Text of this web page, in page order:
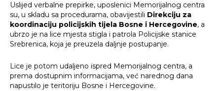
Uslijed verbalne prepirke, uposlenici Memorijalnog centra
su, u skladu sa procedurama, obavijestili Direkciju za
koordinaciju policijskih tijela Bosne i Hercegovine, a
ubrzo je na lice mjesta stigla i patrola Policijske stanice
Srebrenica, koja je preuzela daljnje postupanje.
Lice je potom udaljeno ispred Memorijalnog centra, a
prema dostupnim informacijama, već narednog dana
napustilo je teritoriju Bosne i Hercegovine.